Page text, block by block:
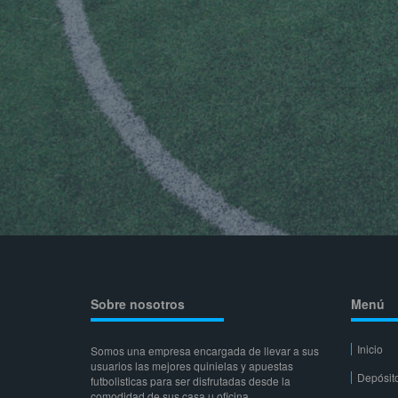
Sobre nosotros
Somos una empresa encargada de llevar a sus
usuarios las mejores quinielas y apuestas
futbolisticas para ser disfrutadas desde la
Menú
Inicio